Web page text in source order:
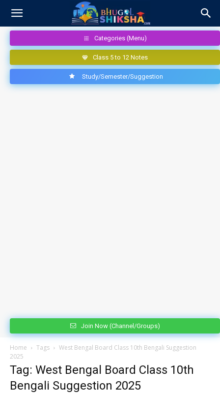
Categories (Menu)
Class 5 to 12 Notes
Study/Semester/Suggestion
Join Now (Channel/Groups)
Home Tags
West Bengal Board Class 10th Bengali Suggestion
2025
Tag: West Bengal Board Class 10th
Bengali Suggestion 2025